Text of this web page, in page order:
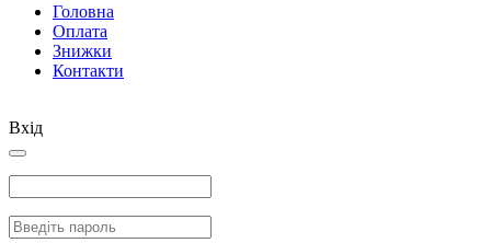
Головна
Оплата
Знижки
Контакти
Вхід